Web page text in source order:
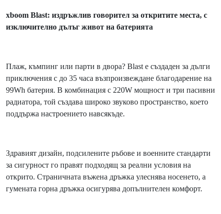
xboom Blast: издръжлив говорител за откритите места, с
изключително дълъг живот на батерията
Плаж, къмпинг или парти в двора? Blast е създаден за дълги
приключения с до 35 часа възпроизвеждане благодарение на
99Wh батерия. В комбинация с 220W мощност и три пасивни
радиатора, той създава широко звуково пространство, което
поддържа настроението навсякъде.
Здравият дизайн, подсилените ръбове и военните стандарти
за сигурност го правят подходящ за реални условия на
открито. Страничната въжена дръжка улеснява носенето, а
гумената горна дръжка осигурява допълнителен комфорт.